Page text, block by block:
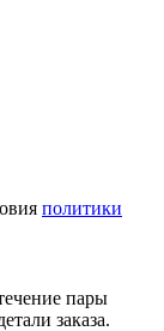
политики
пары
заказа.